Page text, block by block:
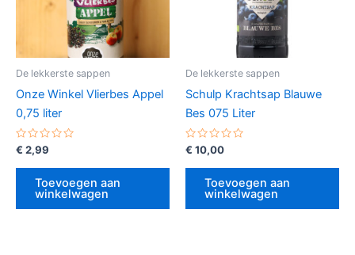
De lekkerste sappen
Onze Winkel Vlierbes Appel
0,75 liter
Gewaardeerd
uit
€ 2,99
Toevoegen aan
winkelwagen
De lekkerste sappen
Schulp Krachtsap Blauwe
Bes 075 Liter
Gewaardeerd
uit
€ 10,00
Toevoegen aan
winkelwagen